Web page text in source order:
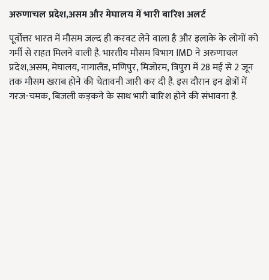
अरुणाचल प्रदेश,असम और मेघालय में भारी बारिश अलर्ट
पूर्वोत्तर भारत में मौसम जल्द ही करवट लेने वाला है और इलाके के लोगों को
गर्मी से राहत मिलने वाली है. भारतीय मौसम विभाग IMD ने अरुणाचल
प्रदेश,असम, मेघालय, नागालैंड, मणिपुर, मिजोरम, त्रिपुरा में 28 मई से 2 जून
तक मौसम खराब होने की चेतावनी जारी कर दी है. इस दौरान इन क्षेत्रों में
गरज-चमक, बिजली कड़कने के साथ भारी बारिश होने की संभावना है.